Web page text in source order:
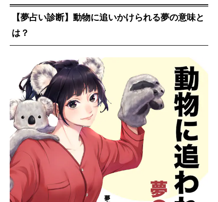
【夢占い診断】動物に追いかけられる夢の意味と
は？